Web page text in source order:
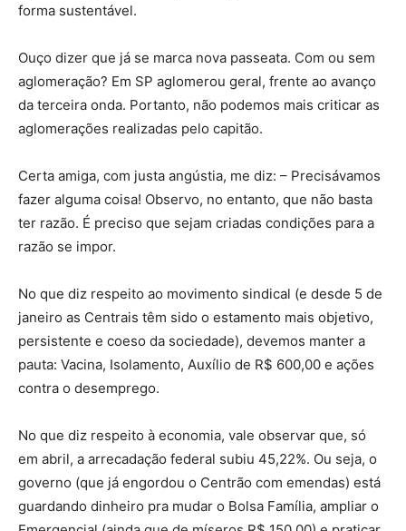
forma sustentável.
Ouço dizer que já se marca nova passeata. Com ou sem
aglomeração? Em SP aglomerou geral, frente ao avanço
da terceira onda. Portanto, não podemos mais criticar as
aglomerações realizadas pelo capitão.
Certa amiga, com justa angústia, me diz: – Precisávamos
fazer alguma coisa! Observo, no entanto, que não basta
ter razão. É preciso que sejam criadas condições para a
razão se impor.
No que diz respeito ao movimento sindical (e desde 5 de
janeiro as Centrais têm sido o estamento mais objetivo,
persistente e coeso da sociedade), devemos manter a
pauta: Vacina, Isolamento, Auxílio de R$ 600,00 e ações
contra o desemprego.
No que diz respeito à economia, vale observar que, só
em abril, a arrecadação federal subiu 45,22%. Ou seja, o
governo (que já engordou o Centrão com emendas) está
guardando dinheiro pra mudar o Bolsa Família, ampliar o